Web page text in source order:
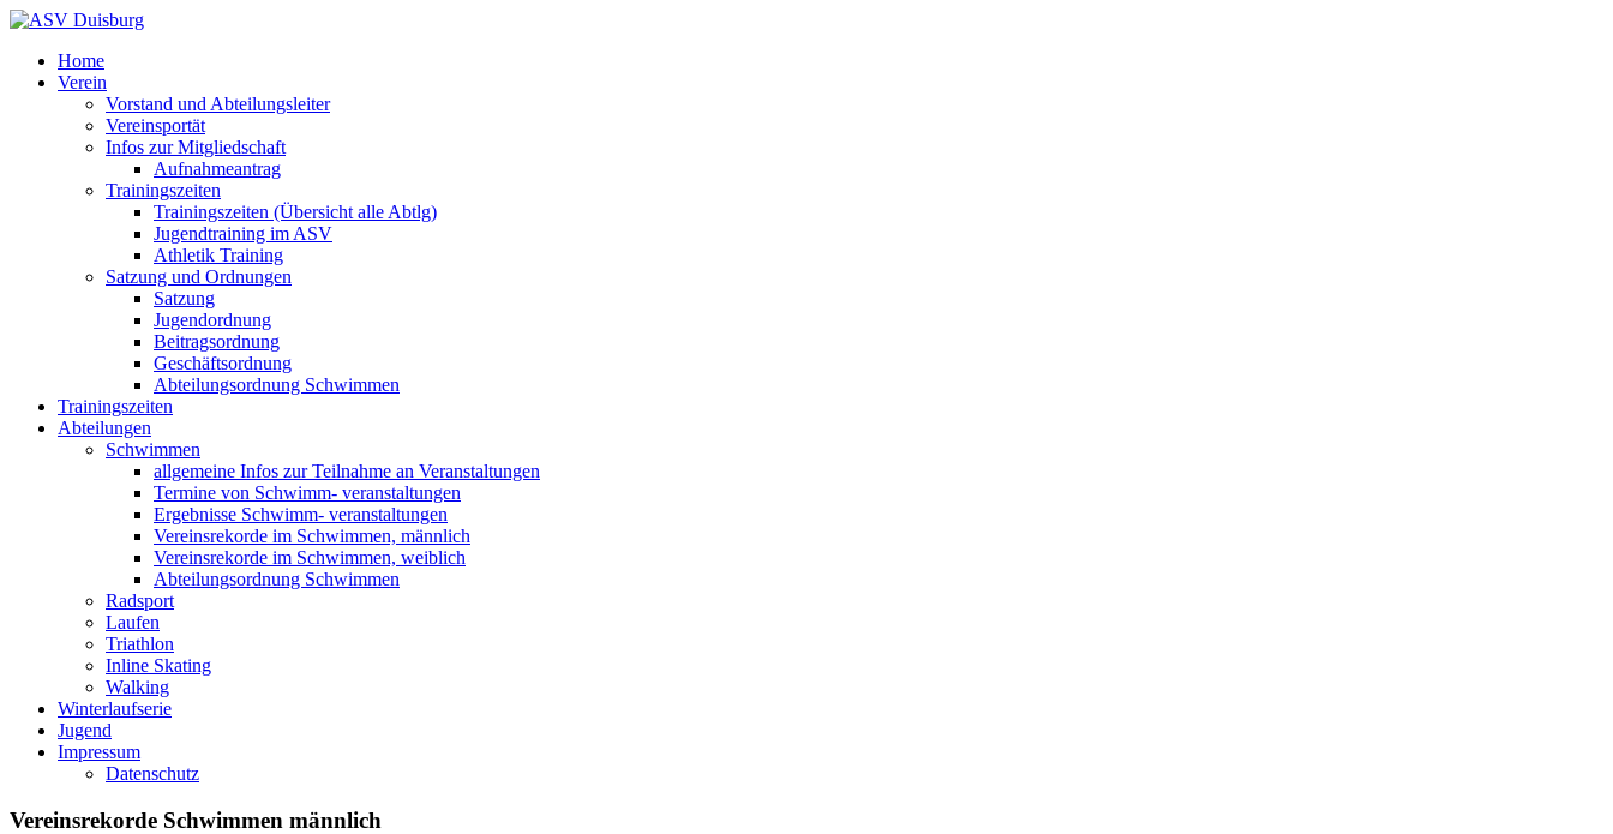
Home
Verein
Vorstand und Abteilungsleiter
Vereinsportät
Infos zur Mitgliedschaft
Aufnahmeantrag
Trainingszeiten
Trainingszeiten (Übersicht alle Abtlg)
Jugendtraining im ASV
Athletik Training
Satzung und Ordnungen
Satzung
Jugendordnung
Beitragsordnung
Geschäftsordnung
Abteilungsordnung Schwimmen
Trainingszeiten
Abteilungen
Schwimmen
allgemeine Infos zur Teilnahme an Veranstaltungen
Termine von Schwimm- veranstaltungen
Ergebnisse Schwimm- veranstaltungen
Vereinsrekorde im Schwimmen, männlich
Vereinsrekorde im Schwimmen, weiblich
Abteilungsordnung Schwimmen
Radsport
Laufen
Triathlon
Inline Skating
Walking
Winterlaufserie
Jugend
Impressum
Datenschutz
Vereinsrekorde Schwimmen männlich